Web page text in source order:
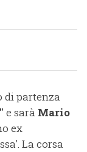
di partenza
e sarà Mario
ex
La corsa